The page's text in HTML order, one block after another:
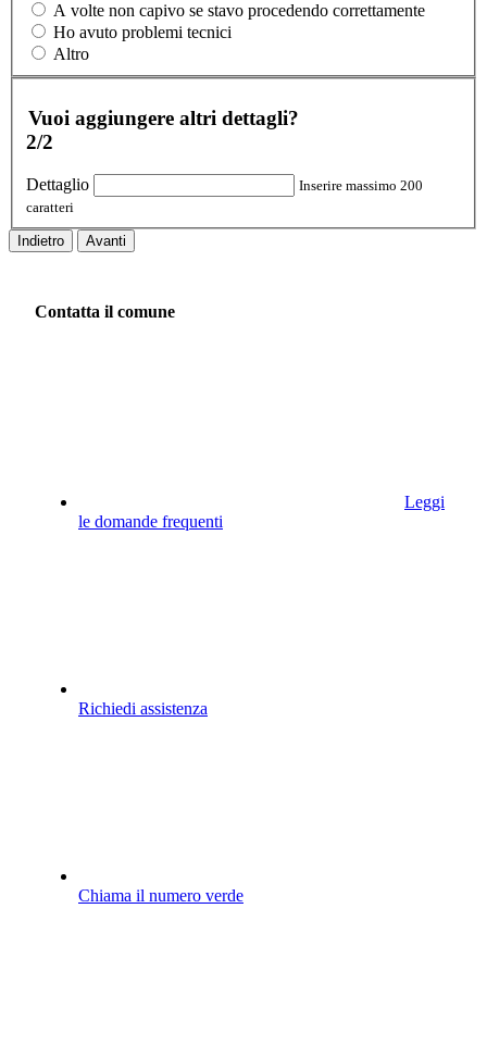
A volte non capivo se stavo procedendo correttamente
Ho avuto problemi tecnici
Altro
Vuoi aggiungere altri dettagli?
2/2
Dettaglio
Inserire massimo 200
caratteri
Indietro Avanti
Contatta il comune
Leggi
le domande frequenti
Richiedi assistenza
Chiama il numero verde